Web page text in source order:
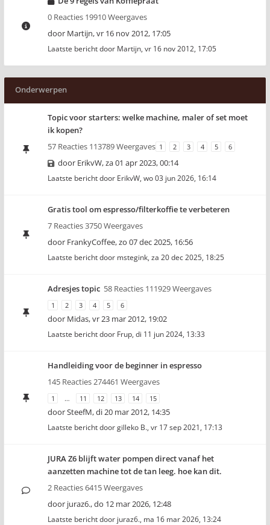
0 Reacties 19910 Weergaves
door Martijn,vr 16 nov 2012, 17:05
Laatste bericht door Martijn, vr 16 nov 2012, 17:05
Onderwerpen
Topic voor starters: welke machine, maler of set moet
ik kopen?
57 Reacties 113789 Weergaves 1 2 3 4 5 6
door ErikvW,za 01 apr 2023, 00:14
Laatste bericht door ErikvW, wo 03 jun 2026, 16:14
Gratis tool om espresso/filterkoffie te verbeteren
7 Reacties 3750 Weergaves
door FrankyCoffee,zo 07 dec 2025, 16:56
Laatste bericht door mstegink, za 20 dec 2025, 18:25
Adresjes topic 58 Reacties 111929 Weergaves
1 2 3 4 5 6
door Midas,vr 23 mar 2012, 19:02
Laatste bericht door Frup, di 11 jun 2024, 13:33
Handleiding voor de beginner in espresso
145 Reacties 274461 Weergaves
1 … 11 12 13 14 15
doorSteefM,di 20 mar 2012, 14:35
Laatste bericht doorgilleko B., vr 17 sep 2021, 17:13
JURA Z6 blijft water pompen direct vanaf het
aanzetten machine tot de tan leeg. hoe kan dit.
2 Reacties 6415 Weergaves
door juraz6.,do 12 mar 2026, 12:48
Laatste bericht door juraz6., ma 16 mar 2026, 13:24